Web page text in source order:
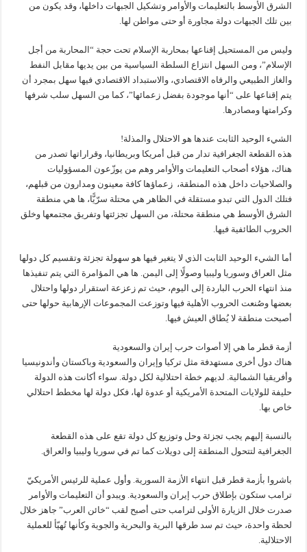
الشرق الأوسط بالتعليمات والأوامر وتشكيل الجبهات داخلها، وقد يكون من
بين تلك الجبهات دولة مجاورة أو حتى مواطن لها.
وليس من المستحيل إقناعها بمحاربة الإسلام تحت حجة “المحاربة من أجل
الإسلام”، ومن السهل انتزاع السلطة السياسية من بين يديها مقابل النفط
والغاز الطبيعي والرفاه الاقتصادي، والاستبداد الاقتصادي فيها سهل بمجرد أن
يتم إقناعها على “أنها موجودة بفضل زعمائها”، كما من السهل سلب شرفها
وكرامتها ومصادرها.
الشيء الوحيد الثابت عندها هو الاحتلال والمذلة!
هذه القطعة الجغرافية تدار من قبل أمريكا وبريطانيا، وقراراتها تصدر من
هناك، هؤلاء أصحاب التعليمات والأوامر وهم من يوزّعون المسؤوليات
والصلاحيات داخل هذه المنطقة، زعماؤها كافة معينون ومدارون من قبلهم،
فتلك الدول التي تبدو مستقلة في الظاهر هي محتلة سرّيًّا، ها هي منطقة
الشرق الأوسط هي منطقة محتلة، من السهل تجزئتها وتفريق مجتمعها وخلق
الحروب الطائفية فيها.
أما الشيء الوحيد الثابت الذي لا يتغير فيها هو سهولة تجزئة وتقسيم كل دولها
مثل العراق وسوريا وليبيا وصولًا إلى اليمن. ها هي المؤامرة التي يتم تنفيذها
منذ انتهاء الحرب الباردة إلى اليوم، حيث تم زعزعة استقرار دولها واحتلال
بعضها وصُنعت الحروب الأهلية فيها وتوزعت المجموعات الإرهابية حولها حتى
أصبحت منطقة لا يُطاق العيش فيها.
أزمة قطر ما هي إلا أصوات حرب إيران والسعودية
هناك دول أخرى مستهدفة مثل تركيا وإيران والسعودية وباكستان وأندونيسيا
وأفريقيا الشمالية. لديهم خطة احتلالية لكل دولة. سواء أكانت هذه الدولة
حليفة للولايات المتحدة الأمريكية أو عدوة لها، فكل دولة لها مخطط احتلالي
خاص بها.
بالنسبة إليهم يجب تجزئة وحل وتوزيع كل دولة تقع على هذه القطعة
الجغرافية لتتحول المنطقة إلى دويلات كما تم في سوريا وليبيا والعراق.
باشروا بأزمة قطر قبل انتهاء الأزمة السورية. وأول عملية للرئيس الأمريكيّ
ترامب ستكون بإطلاق حرب إيران والسعودية. ويبدو أن التعليمات والأوامر
صدرت خلال الزيارة الأولى لترامب حتى أصبح لقب “خائن العرب” جاهز خلال
لحظة واحدة، حيث تم سد طرقها البرية والبحرية والجوية وكأنها تُهيّأ للعملية
الاحتلالية.